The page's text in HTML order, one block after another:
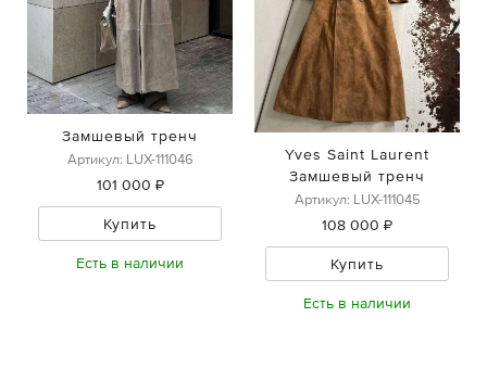
Замшевый тренч
Артикул: LUX-111046
101 000 ₽
Купить
Есть в наличии
Yves Saint Laurent
Замшевый тренч
Артикул: LUX-111045
108 000 ₽
Купить
Есть в наличии